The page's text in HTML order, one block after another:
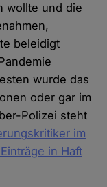
wollte und die
beleidigt
wurde das
oder gar im
Polizei steht
im
in Haft